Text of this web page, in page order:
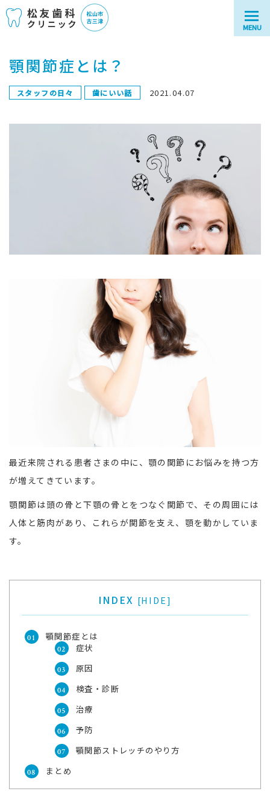
MENU
顎関節症とは？
スタッフの日々 歯にいい話 2021.04.07
最近来院される患者さまの中に、顎の関節にお悩みを持つ方
が増えてきています。
顎関節は頭の骨と下顎の骨とをつなぐ関節で、その周囲には
人体と筋肉があり、これらが関節を支え、顎を動かしていま
す。
INDEX [HIDE]
顎関節症とは
症状
原因
検査・診断
治療
予防
顎関節ストレッチのやり方
まとめ